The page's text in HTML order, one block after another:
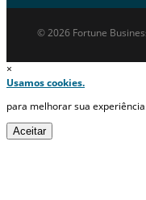
© 2026 Fortune
×
Usamos cookies.
para melhorar sua
Aceitar